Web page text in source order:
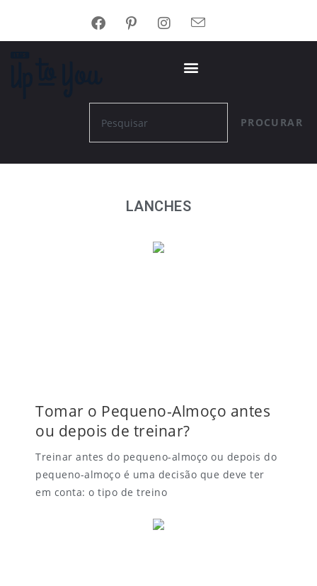
PROCURAR
LANCHES
Tomar o Pequeno-Almoço antes
ou depois de treinar?
Treinar antes do pequeno-almoço ou depois do
pequeno-almoço é uma decisão que deve ter
em conta: o tipo de treino